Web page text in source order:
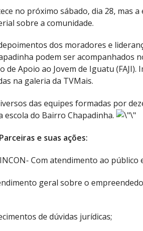
no próximo sábado, dia 28, mas
sobre a comunidade.
dos moradores e
podem ser acompanhados
de Apoio ao Jovem de Iguatu
na galeria da TVMais.
das equipes formadas por
escola do Bairro Chapadinha.
e suas ações:
Com atendimento ao
geral sobre o
de dúvidas jurídicas;